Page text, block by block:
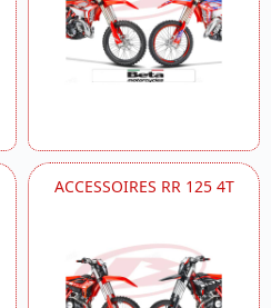
ACCESSOIRES RR 125 4T